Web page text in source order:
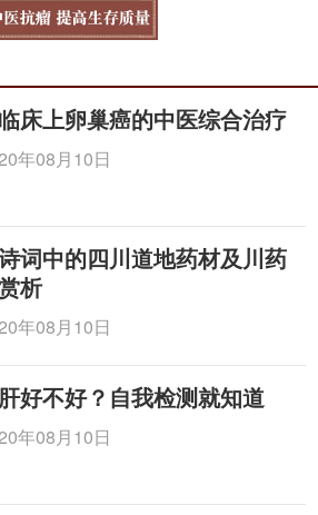
科学研究工作，让吴文俊领悟到
性情方面，吴文俊豁达开朗，抛
天尤人。正如他所说：“我信奉
着就不站着，能躺着就不坐着，
叹吴老90多岁还如此健康硬
作答：“才90多岁，哪算高龄
秘诀，吴文俊也只是连连摆
很少做，哪有什么养生秘
呵呵的吴老俨然一副慈眉善目的
折不扣的乐天派代表人物。以至
他的人生字典里，根本就没有烦
只不过是吴老找到了开脱之
你能做的事，把心放宽一点，顺
就会过去。”
临床上卵巢癌的中医综合治疗
年08月10日
词中的四川道地药材及川药
析
年08月10日
肝好不好？自我检测就知道
年08月10日